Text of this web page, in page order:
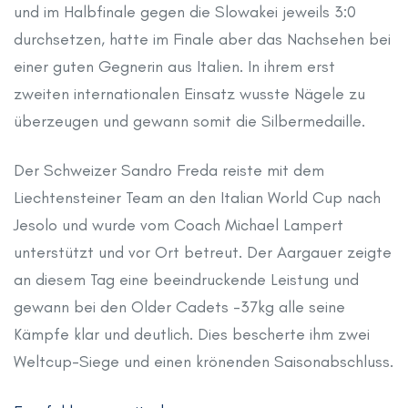
und im Halbfinale gegen die Slowakei jeweils 3:0
durchsetzen, hatte im Finale aber das Nachsehen bei
einer guten Gegnerin aus Italien. In ihrem erst
zweiten internationalen Einsatz wusste Nägele zu
überzeugen und gewann somit die Silbermedaille.
Der Schweizer Sandro Freda reiste mit dem
Liechtensteiner Team an den Italian World Cup nach
Jesolo und wurde vom Coach Michael Lampert
unterstützt und vor Ort betreut. Der Aargauer zeigte
an diesem Tag eine beeindruckende Leistung und
gewann bei den Older Cadets -37kg alle seine
Kämpfe klar und deutlich. Dies bescherte ihm zwei
Weltcup-Siege und einen krönenden Saisonabschluss.